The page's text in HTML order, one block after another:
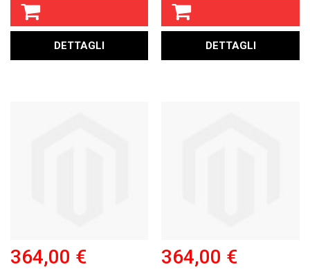
DETTAGLI DETTAGLI
364,00 € 364,00 €